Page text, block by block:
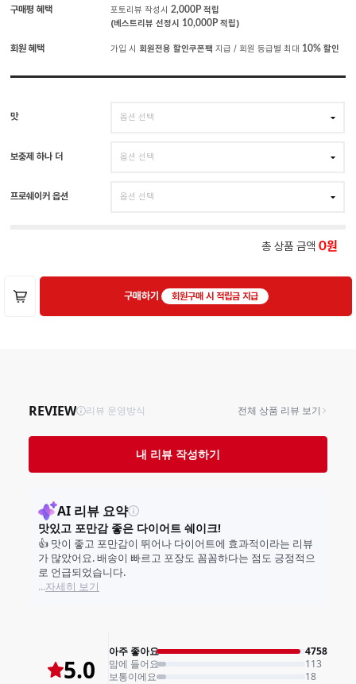
구매평 혜택 포토리뷰 작성시 2,000P적립
(베스트리뷰 선정시 10,000P적립)
회원 혜택 가입 시 회원전용 할인쿠폰팩 지급 / 회원 등급별 최대 10%할인
맛
보충제 하나 더
프로쉐이커 옵션
총 상품 금액 0
구매하기 회원구매 시 적립금 지급